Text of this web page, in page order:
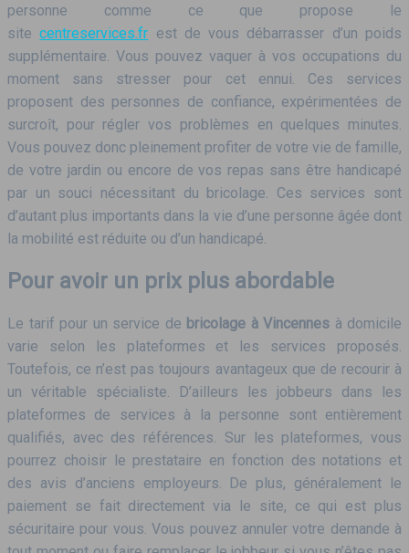
personne comme ce que propose le
sitecentreservices.fr est de vous débarrasser d’un poids
supplémentaire. Vous pouvez vaquer à vos occupations du
moment sans stresser pour cet ennui. Ces services
proposent des personnes de confiance, expérimentées de
surcroît, pour régler vos problèmes en quelques minutes.
Vous pouvez donc pleinement profiter de votre vie de famille,
de votre jardin ou encore de vos repas sans être handicapé
par un souci nécessitant du bricolage. Ces services sont
d’autant plus importants dans la vie d’une personne âgée dont
la mobilité est réduite ou d’un handicapé.
Pour avoir un prix plus abordable
Le tarif pour un service de bricolage à Vincennes à domicile
varie selon les plateformes et les services proposés.
Toutefois, ce n’est pas toujours avantageux que de recourir à
un véritable spécialiste. D’ailleurs les jobbeurs dans les
plateformes de services à la personne sont entièrement
qualifiés, avec des références. Sur les plateformes, vous
pourrez choisir le prestataire en fonction des notations et
des avis d’anciens employeurs. De plus, généralement le
paiement se fait directement via le site, ce qui est plus
sécuritaire pour vous. Vous pouvez annuler votre demande à